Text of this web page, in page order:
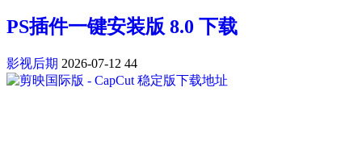
PS插件一键安装版 8.0 下载
影视后期 2026-07-12 44